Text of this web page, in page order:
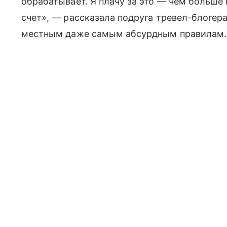
счет», — рассказала подруга тревел-
местным даже самым абсурдным правилам.